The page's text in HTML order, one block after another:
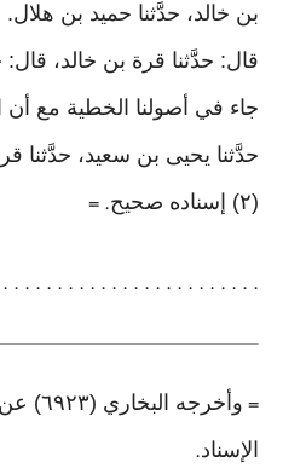
بن خالد، حدَّثنا حميد بن
قال: حدَّثنا قرة بن خالد، قال:
جاء في أصولنا الخطية مع
حدَّثنا يحيى بن سعيد، حدَّثنا
(٢) إسناده صحيح . =
. . . . . . . . . . . . . . . . . . . . . . .
=
وأخرجه
الإسناد.